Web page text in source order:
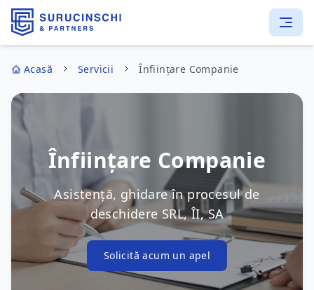
Acasă Servicii Înființare Companie
Înființare Companie
Asistență, ghidare în procesul de
deschidere SRL, ÎI, SA
Solicită acum un apel